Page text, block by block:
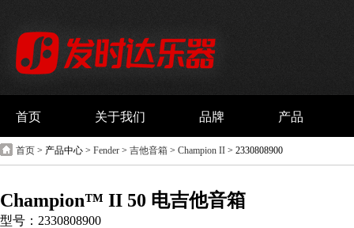
首页 关于我们 品牌 产品
首页 > 产品中心 > Fender > 吉他音箱 > Champion II > 2330808900
Champion™ II 50 电吉他音箱
型号：2330808900